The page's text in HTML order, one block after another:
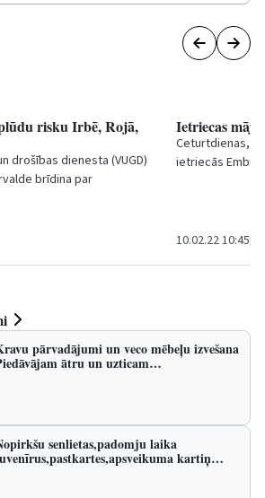
risku Irbē, Rojā,
drošības dienesta (VUGD)
brīdina par
Ietriecas
Ceturtdienas,
ietriecās
10.02.22 10:45|
pārvadājumi un veco mēbeļu izvešana
ātru un uzticam…
senlietas,padomju laika
kartiņ…